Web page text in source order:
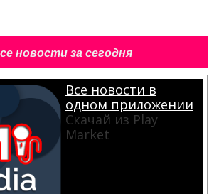
новости за сегодня
Все новости в
одном приложении
Скачай из Play
Market